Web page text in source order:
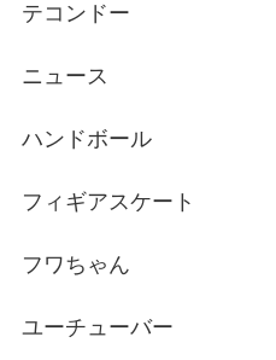
テコンドー
ニュース
ハンドボール
フィギアスケート
フワちゃん
ユーチューバー